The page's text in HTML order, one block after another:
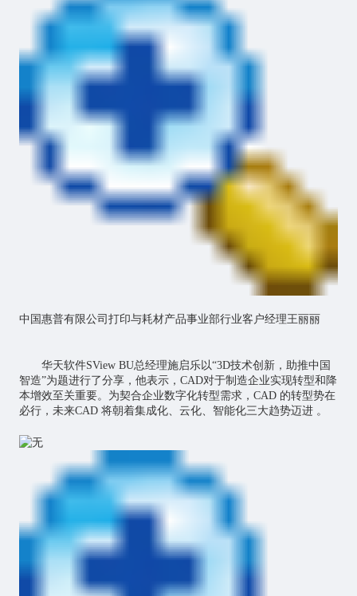
中国惠普有限公司打印与耗材产品事业部行业客户经理王丽丽
华天软件SView BU总经理施启乐以“3D技术创新，助推中国
智造”为题进行了分享，他表示，CAD对于制造企业实现转型和降
本增效至关重要。为契合企业数字化转型需求，CAD 的转型势在
必行，未来CAD 将朝着集成化、云化、智能化三大趋势迈进 。